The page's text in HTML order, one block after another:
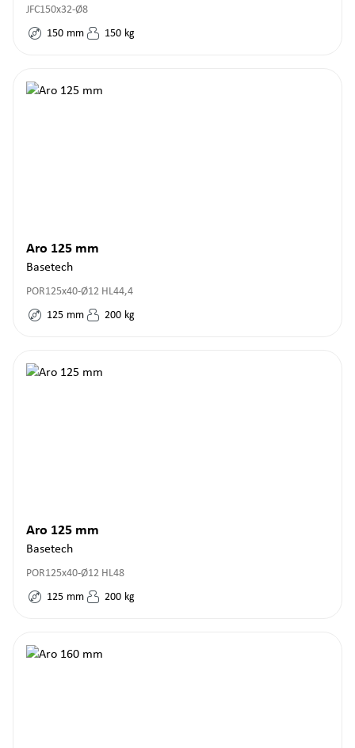
JFC150x32-Ø8
150 mm 150 kg
Aro 125 mm
Basetech
POR125x40-Ø12 HL44,4
125 mm 200 kg
Aro 125 mm
Basetech
POR125x40-Ø12 HL48
125 mm 200 kg